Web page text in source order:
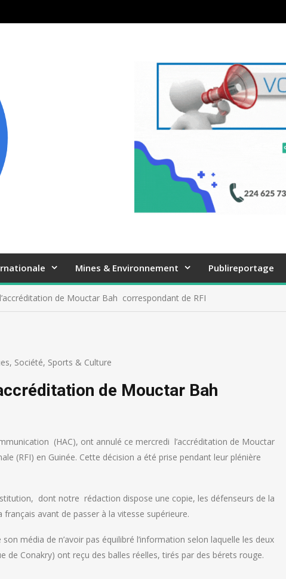
Mines & Environnement Publireportage
de Mouctar Bah correspondant de RFI
, Société, Sports & Culture
de Mouctar Bah
(HAC), ont annulé ce mercredi l’accréditation de Mouctar
(RFI) en Guinée. Cette décision a été prise pendant leur plénière
dont notre rédaction dispose une copie, les défenseurs de la
avant de passer à la vitesse supérieure.
média de n’avoir pas équilibré l’information selon laquelle les deux
de Conakry) ont reçu des balles réelles, tirés par des bérets rouge.